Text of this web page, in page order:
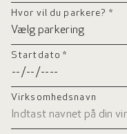
Hvor vil du parkere? *
Startdato *
Virksomhedsnavn